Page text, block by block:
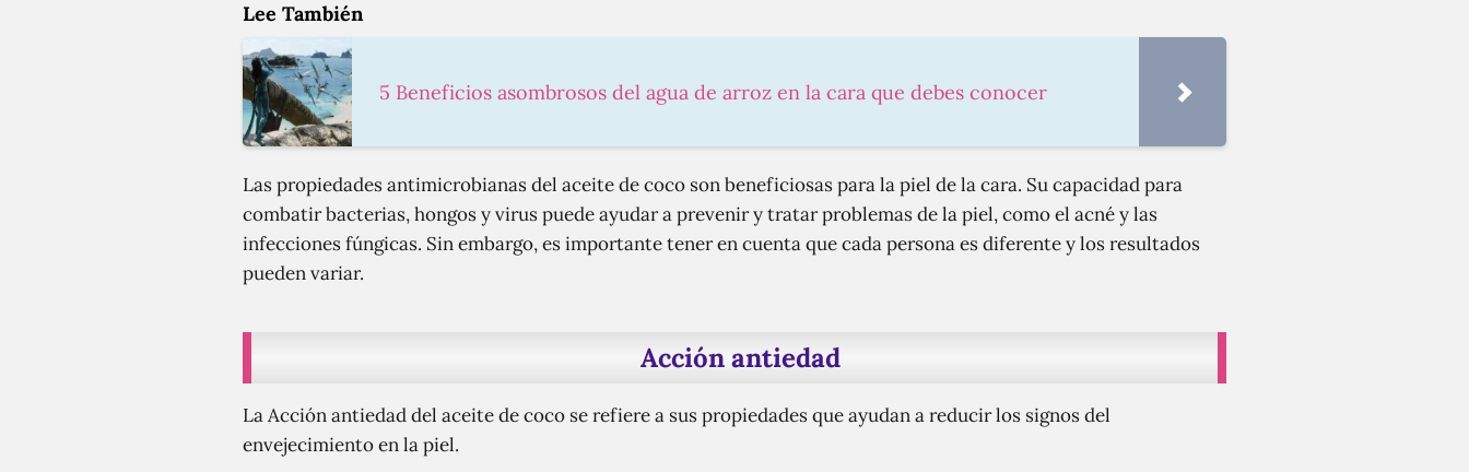
Lee También
5 Beneficios asombrosos del agua de arroz en la cara que debes conocer
Las propiedades antimicrobianas del aceite de coco son beneficiosas para la piel de la cara. Su capacidad para
combatir bacterias, hongos y virus puede ayudar a prevenir y tratar problemas de la piel, como el acné y las
infecciones fúngicas. Sin embargo, es importante tener en cuenta que cada persona es diferente y los resultados
pueden variar.
Acción antiedad
La Acción antiedad del aceite de coco se refiere a sus propiedades que ayudan a reducir los signos del
envejecimiento en la piel.